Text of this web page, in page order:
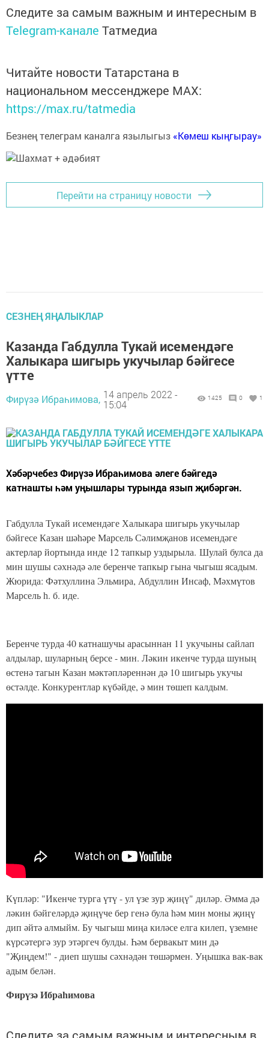
Следите за самым важным и интересным в
Telegram-канале Татмедиа
Читайте новости Татарстана в
национальном мессенджере MАХ:
https://max.ru/tatmedia
Безнең телеграм каналга язылыгыз «Көмеш кыңгырау»
Перейти на страницу новости
СЕЗНЕҢ ЯҢАЛЫКЛАР
Казанда Габдулла Тукай исемендәге
Халыкара шигырь укучылар бәйгесе
үтте
Фирүзә Ибраһимова, 14 апрель 2022 -
15:04
1425 0 1
Хәбәрчебез Фирүзә Ибраһимова әлеге бәйгедә
катнашты һәм уңышлары турында язып җибәргән.
Габдулла Тукай исемендәге Халыкара шигырь укучылар
бәйгесе Казан шәһәре Марсель Сәлимҗанов исемендәге
актерлар йортында инде 12 тапкыр уздырыла. Шулай булса да
мин шушы сәхнәдә әле беренче тапкыр гына чыгыш ясадым.
Жюрида: Фәтхуллина Эльмира, Абдуллин Инсаф, Мәхмүтов
Марсель һ. б. иде.
Беренче турда 40 катнашучы арасыннан 11 укучыны сайлап
алдылар, шуларның берсе - мин. Ләкин икенче турда шуның
өстенә тагын Казан мәктәпләреннән дә 10 шигырь укучы
өстәлде. Конкурентлар күбәйде, ә мин төшеп калдым.
Күпләр: "Икенче турга үтү - ул үзе зур җиңү" диләр. Әмма дә
ләкин бәйгеләрдә җиңүче бер генә була һәм мин моны җиңү
дип әйтә алмыйм. Бу чыгыш миңа киләсе елга килеп, үземне
күрсәтергә зур этәргеч булды. Һәм бервакыт мин дә
"Җиңдем!" - диеп шушы сәхнәдән төшәрмен. Уңышка вак-вак
адым белән.
Фирүзә Ибраһимова